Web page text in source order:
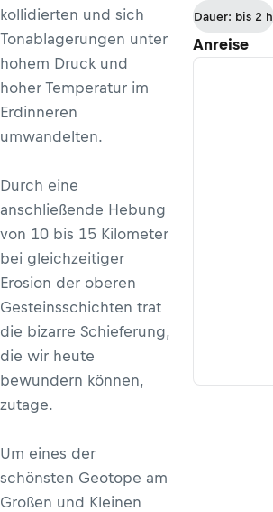
kollidierten und sich
Ton­ab­lagerungen unter
hohem Druck und
hoher Temperatur im
Erdinneren
umwandelten.
Durch eine
anschließende Hebung
von 10 bis 15 Kilometer
bei gleichzeitiger
Erosion der oberen
Gesteinsschichten trat
die bizarre Schieferung,
die wir heute
bewundern können,
zutage.
Um eines der
schönsten Geotope am
Großen und Kleinen
Dauer: bis 2 h
Anreise